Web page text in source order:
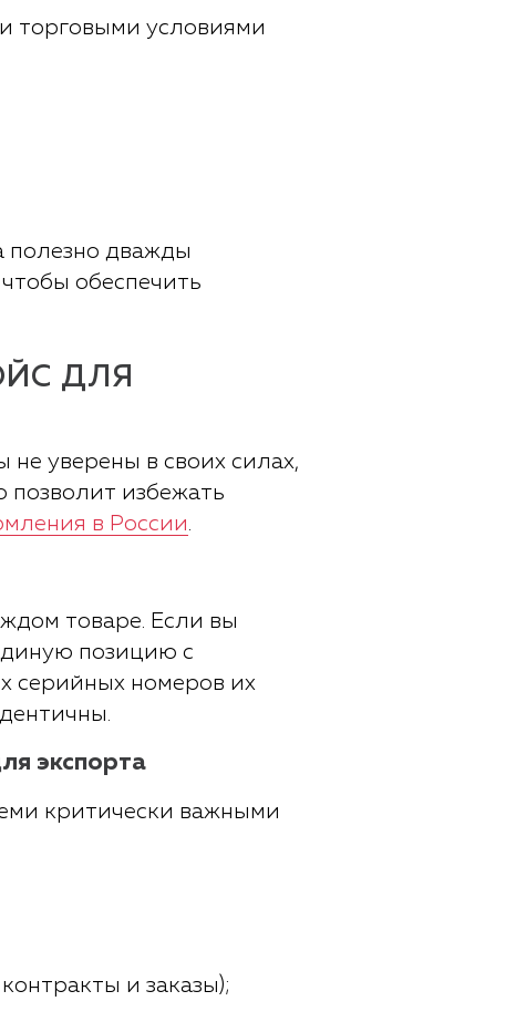
торговыми условиями
полезно дважды
обеспечить
ДЛЯ
уверены в своих силах,
избежать
в России.
товаре. Если вы
позицию с
серийных номеров их
экспорта
критически важными
и заказы);